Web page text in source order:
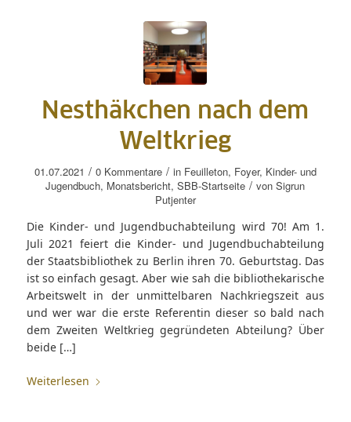
Nesthäkchen nach dem
Weltkrieg
01.07.2021 / 0 Kommentare / in Feuilleton, Foyer, Kinder- und
Jugendbuch, Monatsbericht,SBB-Startseite / vonSigrun
Putjenter
Die Kinder- und Jugendbuchabteilung wird 70! Am 1.
Juli 2021 feiert die Kinder- und Jugendbuchabteilung
der Staatsbibliothek zu Berlin ihren 70. Geburtstag. Das
ist so einfach gesagt. Aber wie sah die bibliothekarische
Arbeitswelt in der unmittelbaren Nachkriegszeit aus
und wer war die erste Referentin dieser so bald nach
dem Zweiten Weltkrieg gegründeten Abteilung? Über
beide […]
Weiterlesen